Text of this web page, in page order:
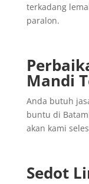
terkadang
paralon.
Mandi
Anda butuh
buntu di
akan kami
Sedot